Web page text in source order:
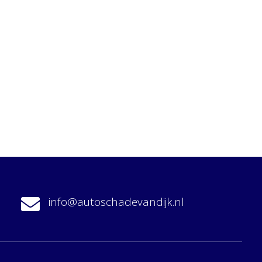
 info@autoschadevandijk.nl